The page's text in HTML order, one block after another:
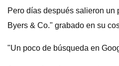
Pero días después salieron un
Byers & Co." grabado en su
"Un poco de búsqueda en